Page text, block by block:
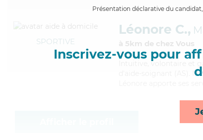
Présentation déclarative du
Inscrivez-vous pour
SPORTIVE
Léonore C.,
à 5km de chez Vous
, volontaire et
d'aide-soignant (AS).